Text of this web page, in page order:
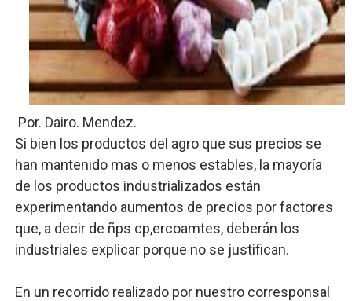
Lee Ballester a los que se forman como agentes
Operativo Interinstitucional “Compromiso Ambiental
Trabajadores de la prensa y Obispado de la
Ministerio de Cultura anuncia ganadores de Premios
Más de 180 dirigentes sindicales de las Américas se
Por. Dairo. Mendez.
Si bien los productos del agro que sus precios se
han mantenido mas o menos estables, la mayoría
de los productos industrializados están
experimentando aumentos de precios por factores
que, a decir de ñps cp,ercoamtes, deberán los
industriales explicar porque no se justifican.
En un recorrido realizado por nuestro corresponsal